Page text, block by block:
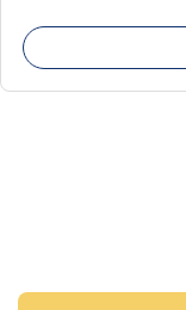
időznek.